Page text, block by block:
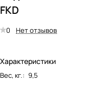
FKD
0 Нет отзывов
Характеристики
Вес, кг.: 9,5